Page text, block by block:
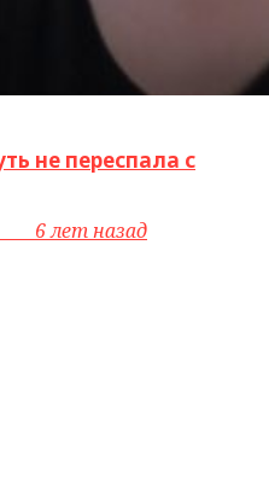
не переспала с
6 лет назад